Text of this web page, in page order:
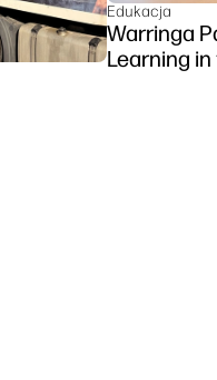
Edukacja
Warringa
Learning